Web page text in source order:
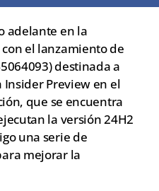
adelante en la
el lanzamiento de
destinada a
Preview en el
que se encuentra
la versión 24H2
una serie de
mejorar la